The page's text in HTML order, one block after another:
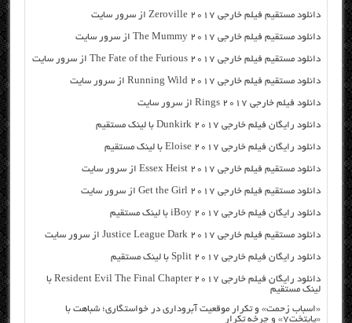
دانلود مستقیم فیلم خارجی Zeroville 2017 از سرور سایت
دانلود مستقیم فیلم خارجی The Mummy 2017 از سرور سایت
دانلود مستقیم فیلم خارجی The Fate of the Furious 2017 از سرور سایت
دانلود مستقیم فیلم خارجی Running Wild 2017 از سرور سایت
دانلود فیلم خارجی Rings 2017 از سرور سایت
دانلود رایگان فیلم خارجی Dunkirk 2017 با لینک مستقیم
دانلود رایگان فیلم خارجی Eloise 2017 با لینک مستقیم
دانلود مستقیم فیلم خارجی Essex Heist 2017 از سرور سایت
دانلود مستقیم فیلم خارجی Get the Girl 2017 از سرور سایت
دانلود رایگان فیلم خارجی iBoy 2017 با لینک مستقیم
دانلود مستقیم فیلم خارجی Justice League Dark 2017 از سرور سایت
دانلود رایگان فیلم خارجی Split 2017 با لینک مستقیم
دانلود رایگان فیلم خارجی Resident Evil The Final Chapter 2017 با
لینک مستقیم
«اسباب زحمت» و تکرار موقعیت آبروداری در خواستگاری؛ شباهت با
«پایتخت۷» و چرخه تکرار